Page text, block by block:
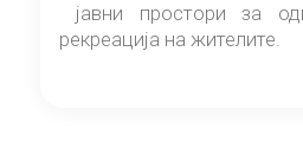
јавни простори за
рекреација на жителите.